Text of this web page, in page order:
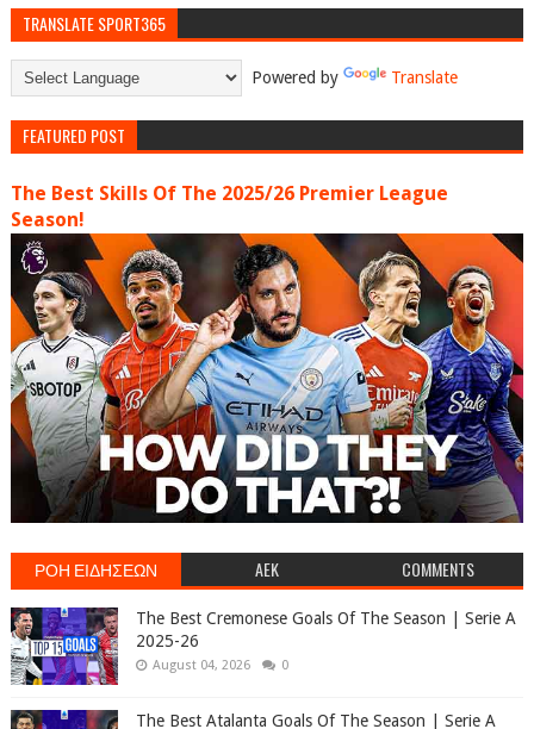
TRANSLATE SPORT365
Powered by Translate
FEATURED POST
The Best Skills Of The 2025/26 Premier League
Season!
ΡΟΗ ΕΙΔΗΣΕΩΝ AEK COMMENTS
The Best Cremonese Goals Of The Season | Serie A
2025-26
August 04, 2026 0
The Best Atalanta Goals Of The Season | Serie A